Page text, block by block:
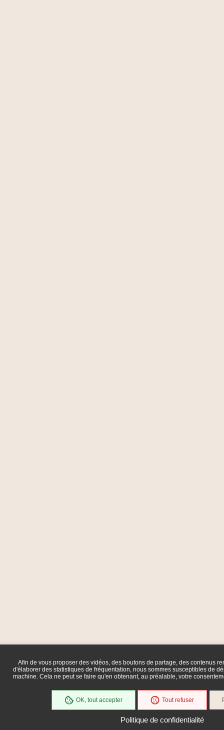
Afin de vous proposer des vidéos, des boutons de partage, des contenus
d'élaborer des statistiques de fréquentation, nous sommes susceptibles de
machine. Cela ne peut se faire qu'en obtenant, au préalable, votre
OK, tout accepter Tout refuser
Politique de confidentialité